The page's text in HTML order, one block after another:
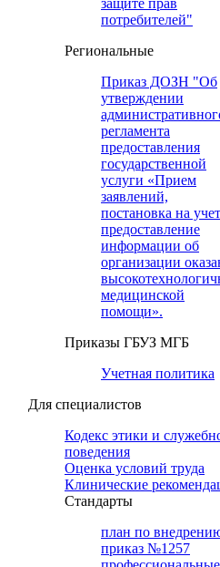
защите прав
потребителей"
Региональные
Приказ ДОЗН "Об
утверждении
регламента
предоставления
государственной
услуги «Прием
заявлений,
постановка на
предоставление
информации об
организации
медицинской
помощи».
Приказы ГБУЗ МГБ
Учетная политика
Для специалистов
Кодекс этики и
поведения
Оценка условий труда
Клинические
Cтандарты
план по
приказ №1257